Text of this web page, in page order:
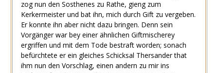
zog nun den Sosthenes zu Rathe, gieng zum
Kerkermeister und bat ihn, mich durch Gift zu vergeben.
Er konnte ihn aber nicht dazu bringen. Denn sein
Vorgänger war bey einer ähnlichen Giftmischerey
ergriffen und mit dem Tode bestraft worden; sonach
befürchtete er ein gleiches Schicksal Thersander that
ihm nun den Vorschlag, einen andern zu mir ins